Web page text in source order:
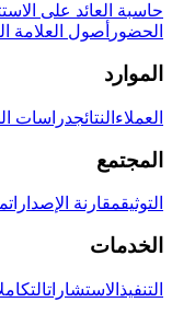
حاسبة العائد على
الحضور أصول العلامة
الموارد
العملاء النتائجدراسات
المجتمع
التوثيقمقارنة الإصدارات
الخدمات
التنفيذ الاستشارات